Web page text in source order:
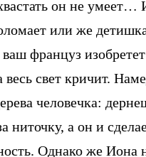
он не умеет…
или же
ваш француз
весь свет кричит.
человечка:
ниточку, а он и
Однако же Иона